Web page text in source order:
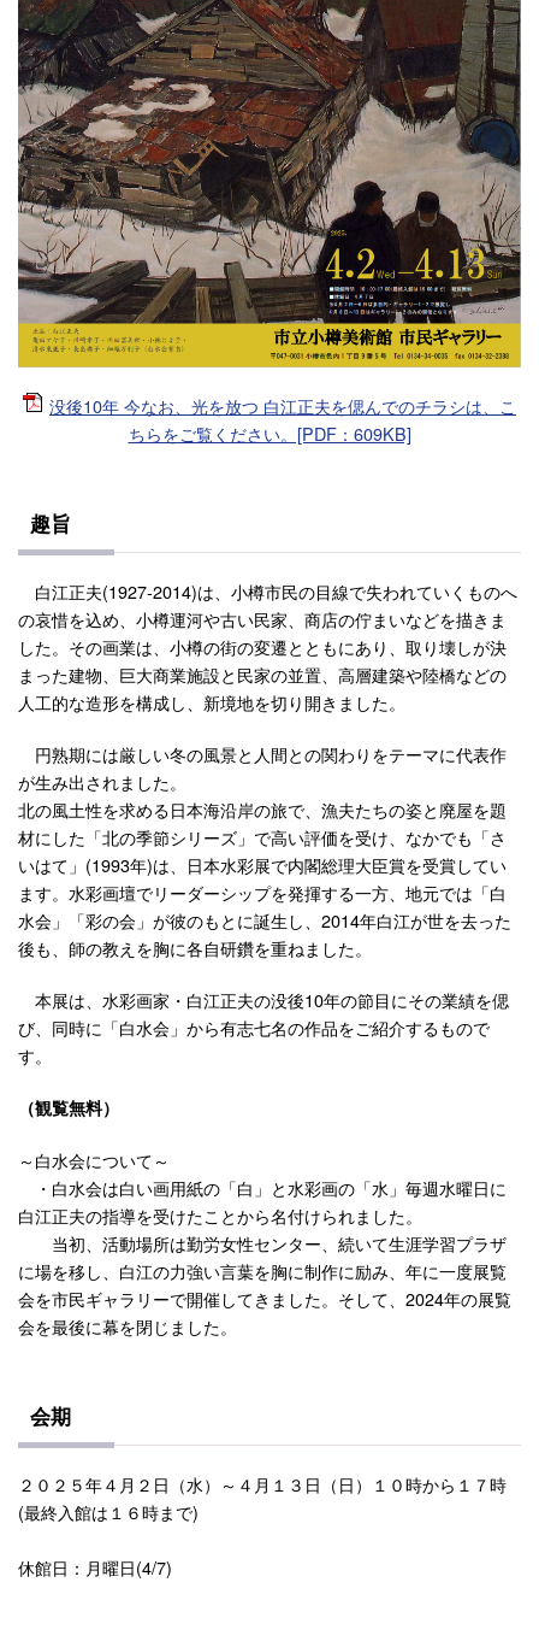
没後10年 今なお、光を放つ 白江正夫を偲んでのチラシは、こ
ちらをご覧ください。[PDF：609KB]
趣旨
白江正夫(1927-2014)は、小樽市民の目線で失われていくものへ
の哀惜を込め、小樽運河や古い民家、商店の佇まいなどを描きま
した。その画業は、小樽の街の変遷とともにあり、取り壊しが決
まった建物、巨大商業施設と民家の並置、高層建築や陸橋などの
人工的な造形を構成し、新境地を切り開きました。
円熟期には厳しい冬の風景と人間との関わりをテーマに代表作
が生み出されました。
北の風土性を求める日本海沿岸の旅で、漁夫たちの姿と廃屋を題
材にした「北の季節シリーズ」で高い評価を受け、なかでも「さ
いはて」(1993年)は、日本水彩展で内閣総理大臣賞を受賞してい
ます。水彩画壇でリーダーシップを発揮する一方、地元では「白
水会」「彩の会」が彼のもとに誕生し、2014年白江が世を去った
後も、師の教えを胸に各自研鑽を重ねました。
本展は、水彩画家・白江正夫の没後10年の節目にその業績を偲
び、同時に「白水会」から有志七名の作品をご紹介するもので
す。
（観覧無料）
～白水会について～
・白水会は白い画用紙の「白」と水彩画の「水」毎週水曜日に
白江正夫の指導を受けたことから名付けられました。
当初、活動場所は勤労女性センター、続いて生涯学習プラザ
に場を移し、白江の力強い言葉を胸に制作に励み、年に一度展覧
会を市民ギャラリーで開催してきました。そして、2024年の展覧
会を最後に幕を閉じました。
会期
２０２５年４月２日（水）～４月１３日（日）１０時から１７時
(最終入館は１６時まで)
休館日：月曜日(4/7)